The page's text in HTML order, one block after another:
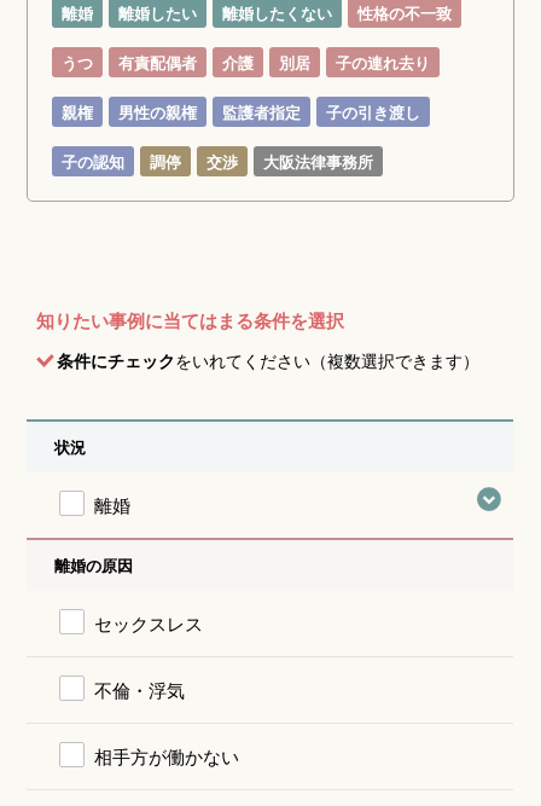
離婚 離婚したい 離婚したくない 性格の不一致
うつ 有責配偶者 介護 別居 子の連れ去り
親権 男性の親権 監護者指定 子の引き渡し
子の認知 調停 交渉 大阪法律事務所
知りたい事例に当てはまる条件を選択
条件にチェックをいれてください（複数選択できます）
状況
離婚
離婚の原因
セックスレス
不倫・浮気
相手方が働かない